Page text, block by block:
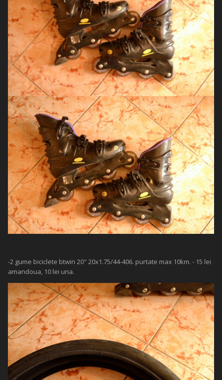
-2 gume biciclete btwin 20" 20x1.75/44-406. purtate max 10km. - 15 lei
amandoua, 10 lei una.